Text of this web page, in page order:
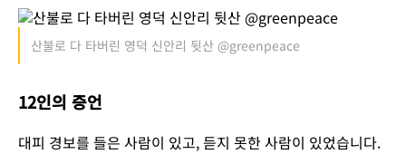
산불로 다 타버린 영덕 신안리 뒷산 @greenpeace
12인의 증언
대피 경보를 들은 사람이 있고, 듣지 못한 사람이 있었습니다.